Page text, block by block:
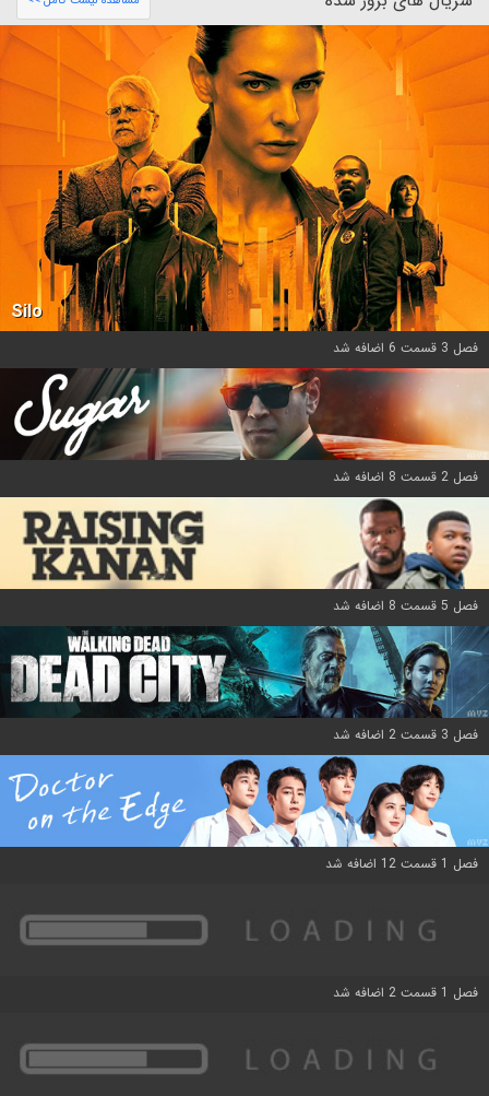
Silo
فصل 3 قسمت 6 اضافه شد
فصل 2 قسمت 8 اضافه شد
فصل 5 قسمت 8 اضافه شد
فصل 3 قسمت 2 اضافه شد
فصل 1 قسمت 12 اضافه شد
فصل 1 قسمت 2 اضافه شد